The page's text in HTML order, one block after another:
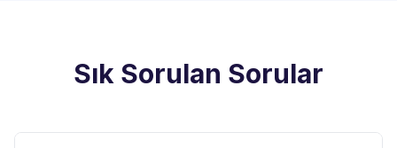
Sık Sorulan Sorular